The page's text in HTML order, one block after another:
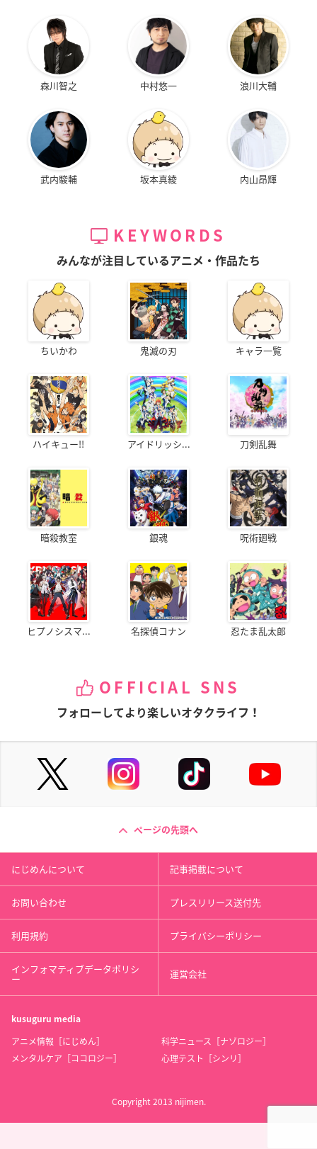
森川智之 中村悠一 浪川大輔
武内駿輔 坂本真綾 内山昂輝
KEYWORDS
みんなが注目しているアニメ・作品たち
ちいかわ 鬼滅の刃 キャラ一覧
ハイキュー!! アイドリッシ... 刀剣乱舞
暗殺教室 銀魂 呪術廻戦
ヒプノシスマ... 名探偵コナン 忍たま乱太郎
OFFICIAL SNS
フォローしてより楽しいオタクライフ！
ページの先頭へ
にじめんについて 記事掲載について
お問い合わせ プレスリリース送付先
利用規約 プライバシーポリシー
インフォマティブデータポリシ
ー 運営会社
kusuguru media
アニメ情報［にじめん］
科学ニュース［ナゾロジー］
メンタルケア［ココロジー］
心理テスト［シンリ］
Copyright 2013 nijimen.